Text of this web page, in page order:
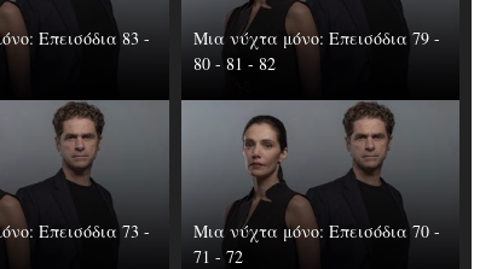
Επεισόδια 83 -
Μια νύχτα μόνο: Επεισόδια 79 -
80 - 81 - 82
Επεισόδια 73 -
Μια νύχτα μόνο: Επεισόδια 70 -
71 - 72